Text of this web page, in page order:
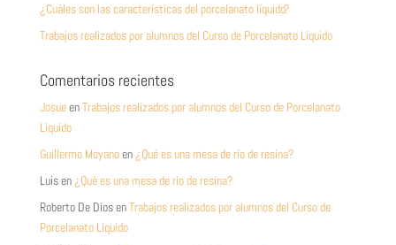
¿Cuáles son las características del porcelanato líquido?
Trabajos realizados por alumnos del Curso de Porcelanato Liquido
Comentarios recientes
JosueenTrabajos realizados por alumnos del Curso de Porcelanato
Liquido
Guillermo Moyanoen ¿Qué es una mesa de río de resina?
Luisen ¿Qué es una mesa de río de resina?
Roberto De DiosenTrabajos realizados por alumnos del Curso de
Porcelanato Liquido